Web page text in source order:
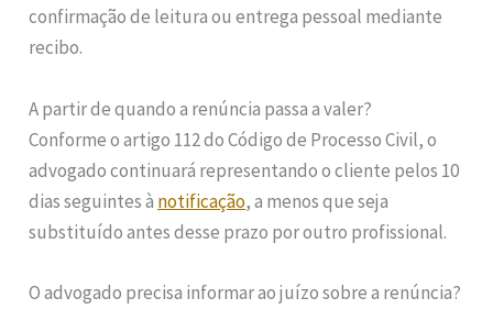
confirmação de leitura ou entrega pessoal mediante
recibo.
A partir de quando a renúncia passa a valer?
Conforme o artigo 112 do Código de Processo Civil, o
advogado continuará representando o cliente pelos 10
dias seguintes à notificação, a menos que seja
substituído antes desse prazo por outro profissional.
O advogado precisa informar ao juízo sobre a renúncia?